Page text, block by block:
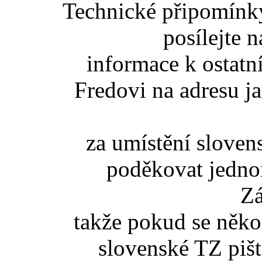
Technické
posílejte
informace k
Fredovi na adresu
za umístění
poděkovat
takže pokud se
slovenské TZ